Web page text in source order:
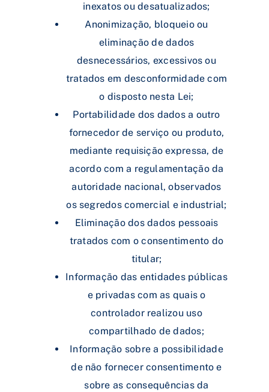
inexatos ou desatualizados;
Anonimização, bloqueio ou
eliminação de dados
desnecessários, excessivos ou
tratados em desconformidade com
o disposto nesta Lei;
Portabilidade dos dados a outro
fornecedor de serviço ou produto,
mediante requisição expressa, de
acordo com a regulamentação da
autoridade nacional, observados
os segredos comercial e industrial;
Eliminação dos dados pessoais
tratados com o consentimento do
titular;
Informação das entidades públicas
e privadas com as quais o
controlador realizou uso
compartilhado de dados;
Informação sobre a possibilidade
de não fornecer consentimento e
sobre as consequências da